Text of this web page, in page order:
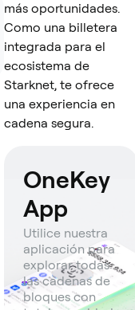
más oportunidades.
Como una billetera
integrada para el
ecosistema de
Starknet, te ofrece
una experiencia en
cadena segura.
OneKey
App
Utilice nuestra
aplicación para
explorar todas
las cadenas de
bloques con